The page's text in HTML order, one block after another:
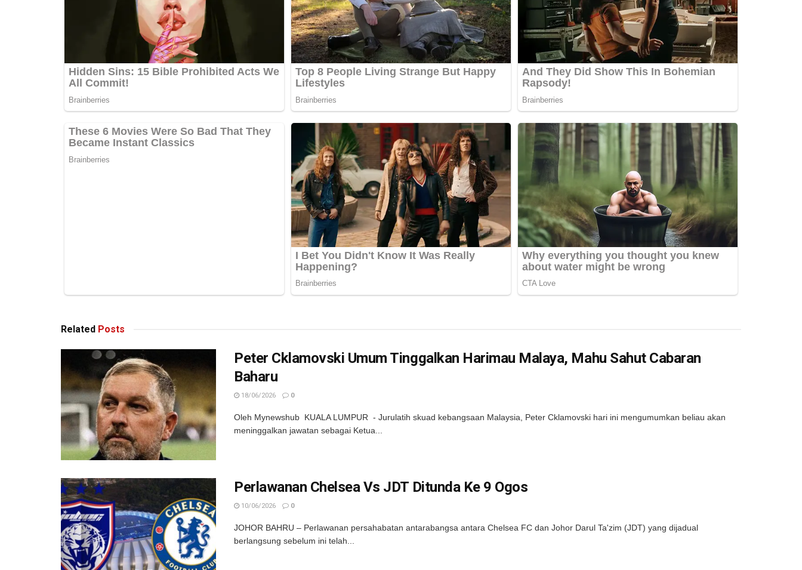
Related Posts
Peter Cklamovski Umum Tinggalkan Harimau Malaya, Mahu Sahut Cabaran
Baharu
18/06/2026 0
Oleh Mynewshub KUALA LUMPUR - Jurulatih skuad kebangsaan Malaysia, Peter Cklamovski hari ini mengumumkan beliau akan
meninggalkan jawatan sebagai Ketua...
Perlawanan Chelsea Vs JDT Ditunda Ke 9 Ogos
10/06/2026 0
JOHOR BAHRU – Perlawanan persahabatan antarabangsa antara Chelsea FC dan Johor Darul Ta'zim (JDT) yang dijadual
berlangsung sebelum ini telah...